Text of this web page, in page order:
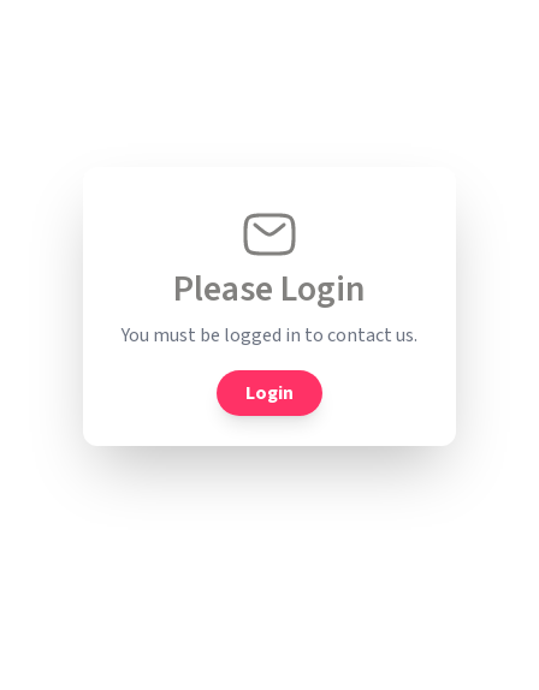
Please Login
You must be logged in to contact us.
Login